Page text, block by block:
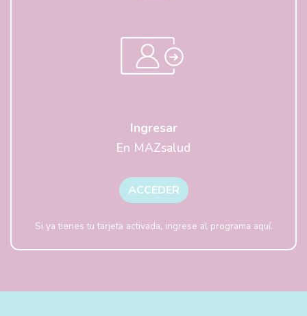
Ingresar
En MAZsalud
ACCEDER
Si ya tienes tu tarjeta activada, ingrese al programa aquí.